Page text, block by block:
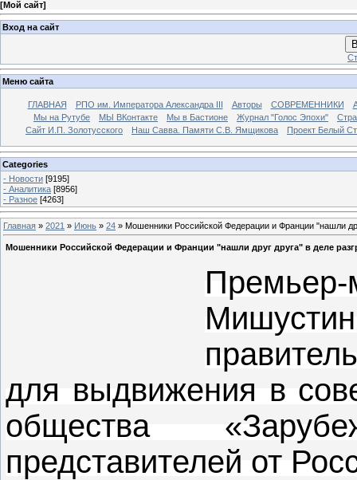
[Мой сайт]
Вход на сайт
Меню сайта
ГЛАВНАЯ РПО им. Императора Александра III Авторы СОВРЕМЕННИКИ
Мы на Рутубе
МЫ ВКонтакте Мы в Бастионе Журнал "Голос Эпохи"
Сайт И.П. Золотусского
Наш Савва. Памяти С.В. Ямщикова Проект Белый
Categories
- Новости [9195]
- Аналитика [8956]
- Разное [4263]
Главная » 2021 » Июнь » 24 » Мошенники Российской Федерации и Франции "нашли
Мошенники Российской Федерации и Франции "нашли друг друга" в деле
для выдвижения в
общества
представителей от